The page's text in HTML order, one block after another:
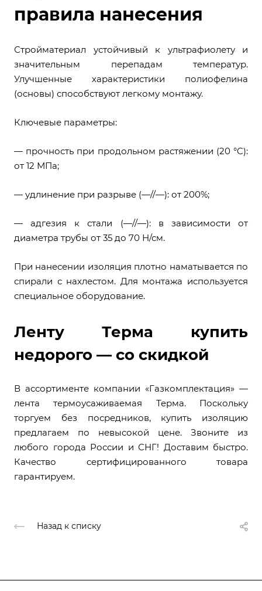
правила нанесения
Стройматериал устойчивый к ультрафиолету и
значительным перепадам температур.
Улучшенные характеристики полиофелина
(основы) способствуют легкому монтажу.
Ключевые параметры:
— прочность при продольном растяжении (20 °C):
от 12 МПа;
— удлинение при разрыве (—//—): от 200%;
— адгезия к стали (—//—): в зависимости от
диаметра трубы от 35 до 70 Н/см.
При нанесении изоляция плотно наматывается по
спирали с нахлестом. Для монтажа используется
специальное оборудование.
Ленту Терма купить
недорого — со скидкой
В ассортименте компании «Газкомплектация» —
лента термоусаживаемая Терма. Поскольку
торгуем без посредников, купить изоляцию
предлагаем по невысокой цене. Звоните из
любого города России и СНГ! Доставим быстро.
Качество сертифицированного товара
гарантируем.
Назад к списку